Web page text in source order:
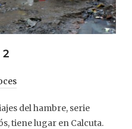
del hambre, serie
tiene lugar en Calcuta.